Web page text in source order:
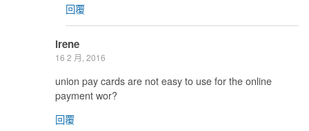
回覆
irene
16 2 月, 2016
union pay cards are not easy to use for the online
payment wor?
回覆